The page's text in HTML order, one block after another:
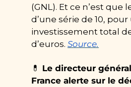
(GNL). Et ce n’est que
d’une série de 10, pour
investissement total
d’euros. Source.
💊 Le directeur
France alerte sur le